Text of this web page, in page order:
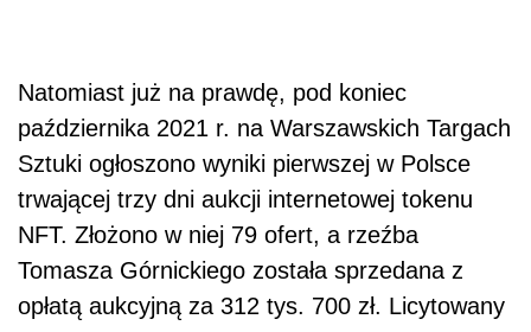
Natomiast już na prawdę, pod koniec
października 2021 r. na Warszawskich Targach
Sztuki ogłoszono wyniki pierwszej w Polsce
trwającej trzy dni aukcji internetowej tokenu
NFT. Złożono w niej 79 ofert, a rzeźba
Tomasza Górnickiego została sprzedana z
opłatą aukcyjną za 312 tys. 700 zł. Licytowany